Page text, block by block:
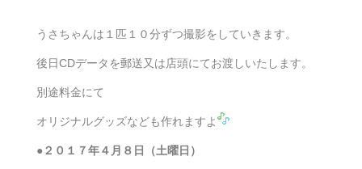
うさちゃんは１匹１０分ずつ撮影をしていきます。
後日CDデータを郵送又は店頭にてお渡しいたします。
別途料金にて
オリジナルグッズなども作れますよ
●２０１７年４月８日（土曜日）